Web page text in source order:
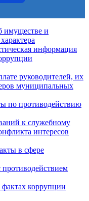
имуществе и
информация
руководителей, их
муниципальных
по противодействию
к служебному
интересов
в сфере
коррупции